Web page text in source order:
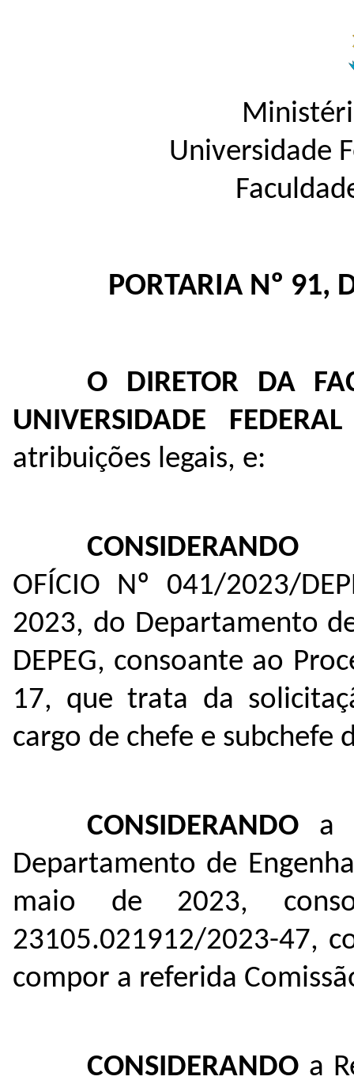
Universidade
PORTARIA Nº 91,
O DIRETOR DA
UNIVERSIDADE
atribuições legais, e:
CONSIDERANDO
OFÍCIO Nº 041/2023/
2023, do Departamento
DEPEG, consoante ao
17, que trata da
cargo de chefe e subchefe
CONSIDERANDO a
Departamento de
maio de 2023,
23105.021912/2023-47,
compor a referida
CONSIDERANDO a